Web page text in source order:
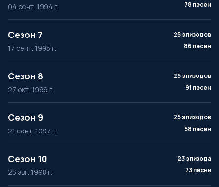
04 сент. 1994 г.
78 песен
Сезон 7
17 сент. 1995 г.
25 эпизодов
86 песен
Сезон 8
27 окт. 1996 г.
25 эпизодов
91 песен
Сезон 9
21 сент. 1997 г.
25 эпизодов
58 песен
Сезон 10
23 авг. 1998 г.
23 эпизода
73 песни